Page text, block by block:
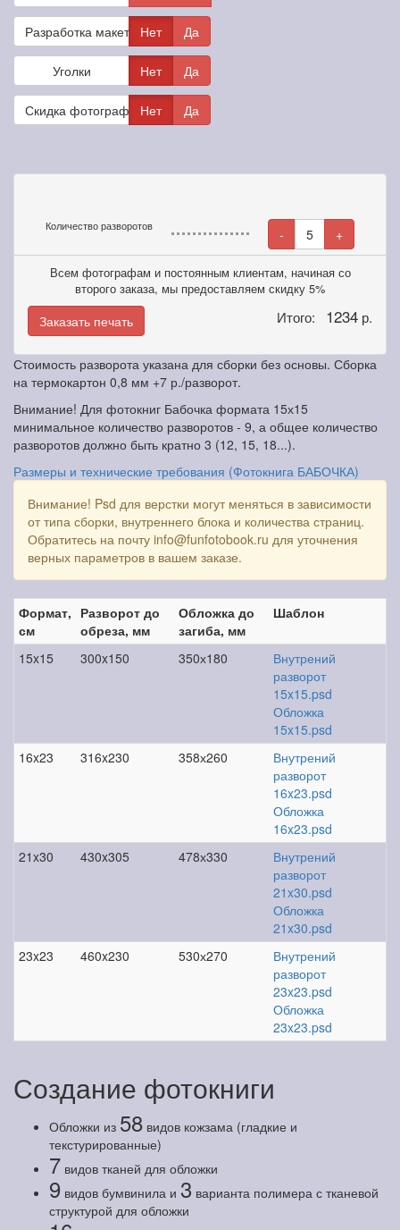
Разработка макета Нет Да
Уголки Нет Да
Скидка фотографамНет Да
Количество разворотов - 5 +
Всем фотографам и постоянным клиентам, начиная со
второго заказа, мы предоставляем скидку 5%
Заказать печать Итого: 1234 р.
Стоимость разворота указана для сборки без основы. Сборка
на термокартон 0,8 мм +7 р./разворот.
Внимание! Для фотокниг Бабочка формата 15х15
минимальное количество разворотов - 9, а общее количество
разворотов должно быть кратно 3 (12, 15, 18...).
Размеры и технические требования (Фотокнига БАБОЧКА)
Внимание! Psd для верстки могут меняться в зависимости
от типа сборки, внутреннего блока и количества страниц.
Обратитесь на почту info@funfotobook.ru для уточнения
верных параметров в вашем заказе.
Формат,
см
Разворот до
обреза, мм
Обложка до
загиба, мм
Шаблон
15x15 300x150 350х180
Внутрений
разворот
15x15.psd
Обложка
15x15.psd
16x23
316x230 358х260
Внутрений
разворот
16x23.psd
Обложка
16x23.psd
21x30
430x305 478х330
Внутрений
разворот
21x30.psd
Обложка
21x30.psd
23x23
460x230 530х270
Внутрений
разворот
23x23.psd
Обложка
23x23.psd
Создание фотокниги
Обложки из 58 видов кожзама (гладкие и
текстурированные)
7 видов тканей для обложки
9 видов бумвинила и 3 варианта полимера с тканевой
структурой для обложки